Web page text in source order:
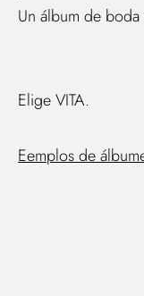
Un álbum de boda
Elige VITA.
Eemplos de